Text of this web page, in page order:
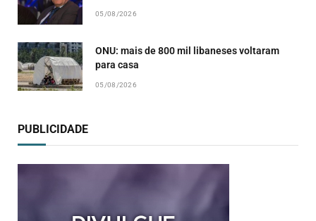
05/08/2026
ONU: mais de 800 mil libaneses voltaram
para casa
05/08/2026
PUBLICIDADE